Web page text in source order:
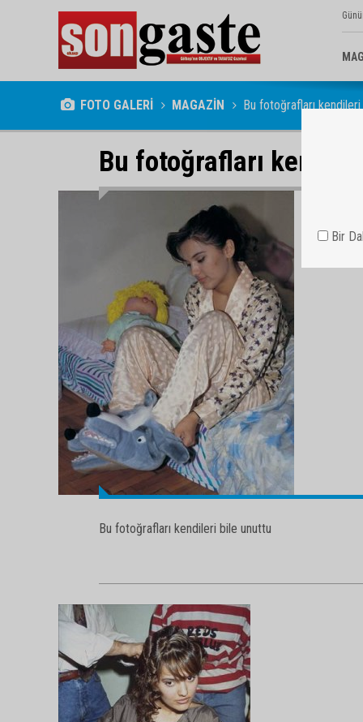
FOTO GALERİ MAGAZİN Bu fotoğrafları
Bu fotoğrafları
Bu fotoğrafları kendileri bile unuttu
Bir